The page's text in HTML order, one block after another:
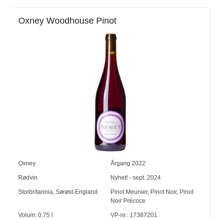
Oxney Woodhouse Pinot
Oxney Årgang 2022
Rødvin Nyhet! - sept. 2024
Storbritannia,Sørøst-England Pinot Meunier, Pinot Noir, Pinot
Noir Précoce
Volum:0,75 VP-nr.:17387201